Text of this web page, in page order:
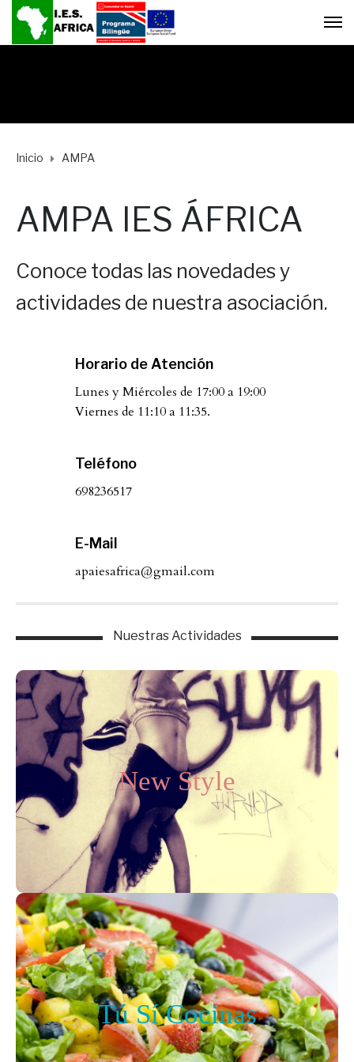
Inicio AMPA
AMPA IES ÁFRICA
Conoce todas las novedades y
actividades de nuestra asociación.
Horario de Atención
Lunes y Miércoles de 17:00 a 19:00
Viernes de 11:10 a 11:35.
Teléfono
698236517
E-Mail
apaiesafrica@gmail.com
Nuestras Actividades
New Style
New Style
Una mezcla de estilos que fusionan el Hip-Hop,
Street Dance, etc. con movimientos corporales
controlados al ritmo de la música.
Una actividad divertida, atrevida y muy saludable
con la que los niñ@s desarrollarán su oído musical,
su sentido del ritmo y su expresión corporal.
Tú Sí Cocinas
Tú Sí Cocinas
Esta actividad pretende familiarizar a los chic@s con
unos buenos hábitos alimenticios desde edades
tempranas, a través de la original función del chef.
Además, aprenderán importantes valores necesarios